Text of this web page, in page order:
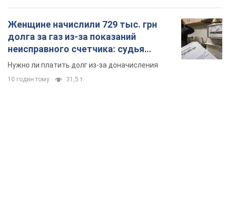
Женщине начислили 729 тыс. грн
долга за газ из-за показаний
неисправного счетчика: судья
вынес неожиданное решение
Нужно ли платить долг из-за доначисления
10 годин тому 31,5 т.